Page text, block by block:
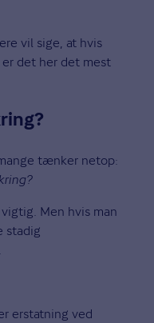
vil sige, at hvis
det her det mest
tænker netop:
Men hvis man
stadig
erstatning ved